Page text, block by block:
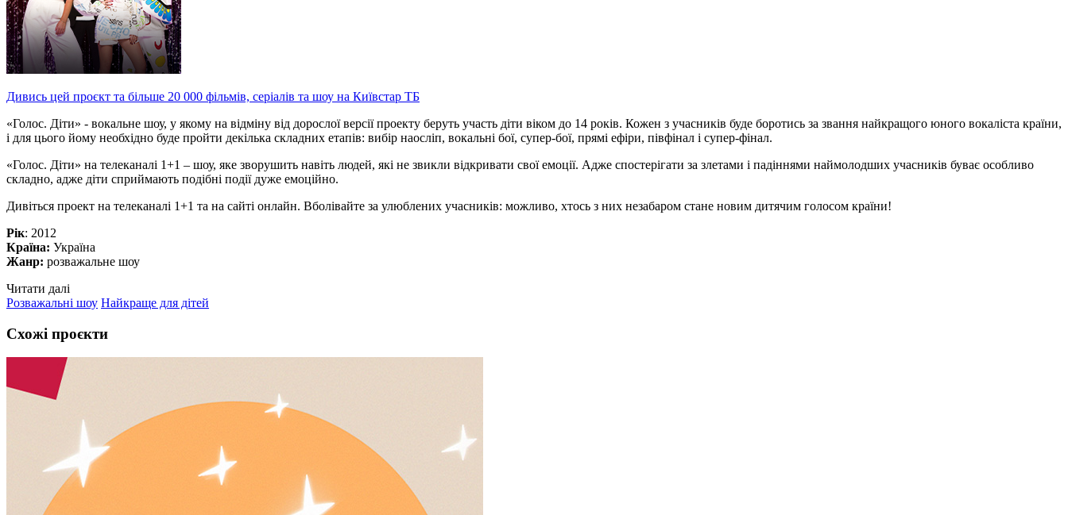
Дивись цей проєкт та більше 20 000 фільмів, серіалів та шоу на Київстар ТБ
«Голос. Діти» - вокальне шоу, у якому на відміну від дорослої версії проекту беруть участь діти віком до 14 років. Кожен з учасників буде боротись за звання найкращого юного вокаліста країни,
і для цього йому необхідно буде пройти декілька складних етапів: вибір наосліп, вокальні бої, супер-бої, прямі ефіри, півфінал і супер-фінал.
«Голос. Діти» на телеканалі 1+1 – шоу, яке зворушить навіть людей, які не звикли відкривати свої емоції. Адже спостерігати за злетами і падіннями наймолодших учасників буває особливо
складно, адже діти сприймають подібні події дуже емоційно.
Дивіться проект на телеканалі 1+1 та на сайті онлайн. Вболівайте за улюблених учасників: можливо, хтось з них незабаром стане новим дитячим голосом країни!
Рік: 2012
Країна: Україна
Жанр: розважальне шоу
Читати далі
Розважальні шоу Найкраще для дітей
Схожі проєкти